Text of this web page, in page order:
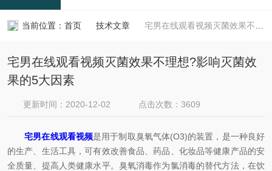
当前位置： 首页 技术文章 宅男在线观看视频灭菌效果不理想?影响灭菌效果的5大因素
宅男在线观看视频灭菌效果不理想?影响灭菌效
果的5大因素
更新时间：2020-12-02 点击次数：3609
宅男在线观看视频是用于制取臭氧气体(O3)的装置，是一种良好
的生产、生活工具，可有效改善食品、药品、化妆品等健康产品的安
全质量、提高人类健康水平。臭氧消毒作为氯消毒的替代方法，在饮